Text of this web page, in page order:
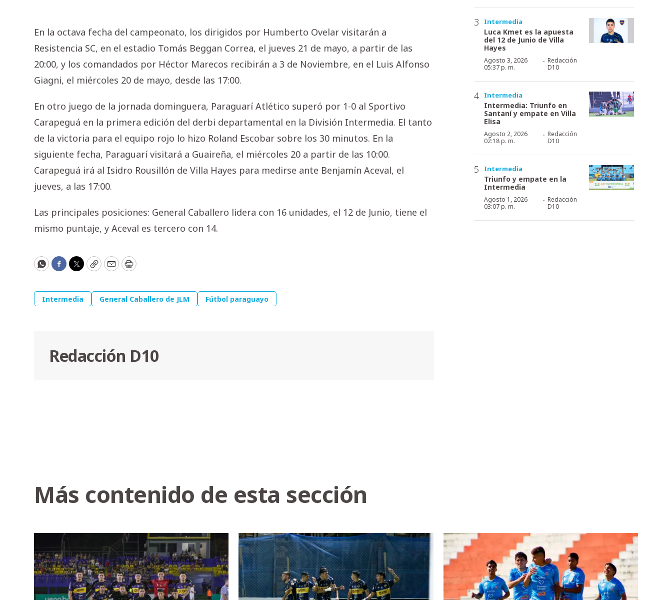
En la octava fecha del campeonato, los dirigidos por Humberto Ovelar visitarán a
Resistencia SC, en el estadio Tomás Beggan Correa, el jueves 21 de mayo, a partir de las
20:00, y los comandados por Héctor Marecos recibirán a 3 de Noviembre, en el Luis Alfonso
Giagni, el miércoles 20 de mayo, desde las 17:00.
En otro juego de la jornada dominguera, Paraguarí Atlético superó por 1-0 al Sportivo
Carapeguá en la primera edición del derbi departamental en la División Intermedia. El tanto
de la victoria para el equipo rojo lo hizo Roland Escobar sobre los 30 minutos. En la
siguiente fecha, Paraguarí visitará a Guaireña, el miércoles 20 a partir de las 10:00.
Carapeguá irá al Isidro Rousillón de Villa Hayes para medirse ante Benjamín Aceval, el
jueves, a las 17:00.
Las principales posiciones: General Caballero lidera con 16 unidades, el 12 de Junio, tiene el
mismo puntaje, y Aceval es tercero con 14.
WhatsApp
Facebook
Twitter
CopyEmailPrint
Intermedia General Caballero de JLM Fútbol paraguayo
Redacción D10
Intermedia
Luca Kmet es la apuesta
del 12 de Junio de Villa
Hayes
Agosto 3, 2026
05:37 p. m.
· Redacción
D10
Intermedia
Intermedia: Triunfo en
Santaní y empate en Villa
Elisa
Agosto 2, 2026
02:18 p. m.
· Redacción
D10
Intermedia
Triunfo y empate en la
Intermedia
Agosto 1, 2026
03:07 p. m.
· Redacción
D10
Más contenido de esta sección